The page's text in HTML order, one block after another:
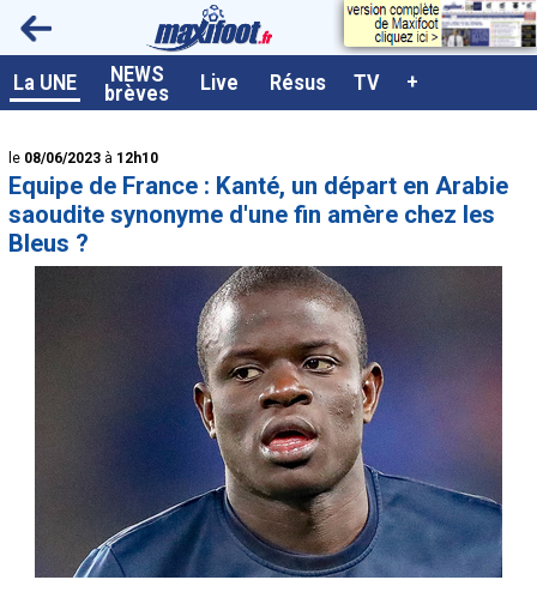
La UNE NEWS
brèves Live Résus TV +
<
le 08/06/2023 à 12h10
Equipe de France : Kanté, un départ en Arabie
saoudite synonyme d'une fin amère chez les
Bleus ?
A la UNE
Live / Matchs en direct
Résultats et Classements
Class. buteurs européens
Tableau transferts L1
Paramètrages / Options
Contact / Signaler un bug